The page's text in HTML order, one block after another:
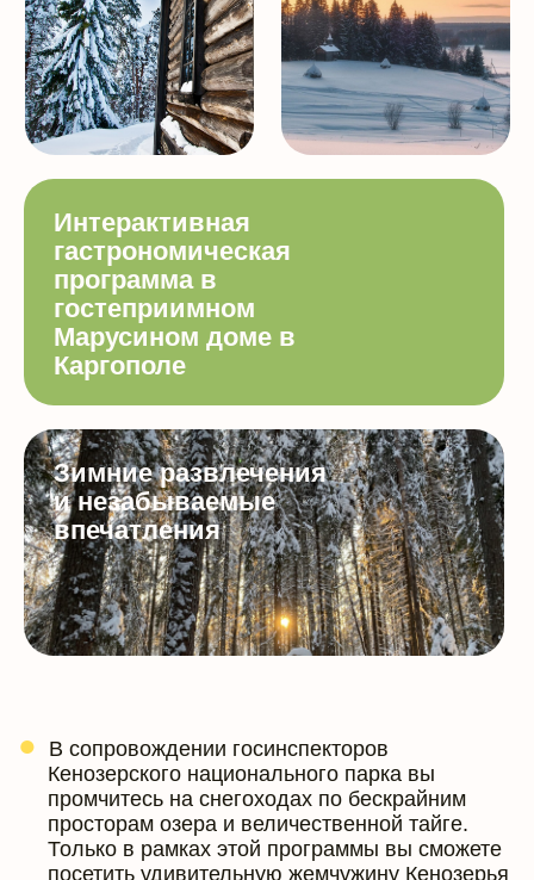
Интерактивная
гастрономическая
программа в
гостеприимном
Марусином доме в
Каргополе
Зимние развлечения
и незабываемые
впечатления
В сопровождении госинспекторов
Кенозерского национального парка вы
промчитесь на снегоходах по бескрайним
просторам озера и величественной тайге.
Только в рамках этой программы вы сможете
посетить удивительную жемчужину Кенозерья